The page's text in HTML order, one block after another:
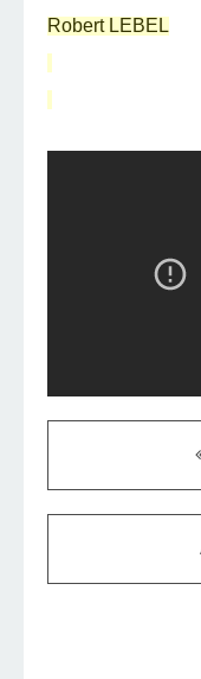
Robert LEBEL